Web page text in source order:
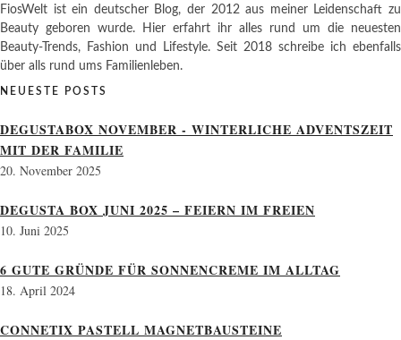
FiosWelt ist ein deutscher Blog, der 2012 aus meiner Leidenschaft zu
Beauty geboren wurde. Hier erfahrt ihr alles rund um die neuesten
Beauty-Trends, Fashion und Lifestyle. Seit 2018 schreibe ich ebenfalls
über alls rund ums Familienleben.
NEUESTE POSTS
DEGUSTABOX NOVEMBER - WINTERLICHE ADVENTSZEIT
MIT DER FAMILIE
20. November 2025
DEGUSTA BOX JUNI 2025 – FEIERN IM FREIEN
10. Juni 2025
6 GUTE GRÜNDE FÜR SONNENCREME IM ALLTAG
18. April 2024
CONNETIX PASTELL MAGNETBAUSTEINE